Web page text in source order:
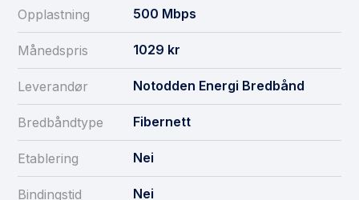
Opplastning 500 Mbps
Månedspris 1029 kr
Leverandør Notodden Energi Bredbånd
Bredbåndtype Fibernett
Etablering Nei
Bindingstid Nei